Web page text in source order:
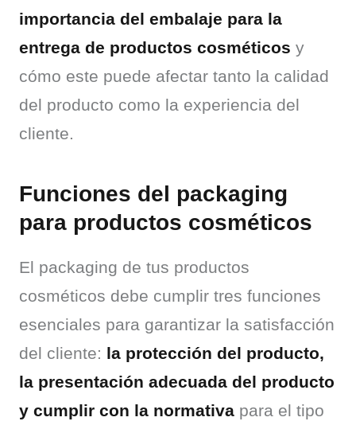
importancia del embalaje para la
entrega de productos cosméticos y
cómo este puede afectar tanto la calidad
del producto como la experiencia del
cliente.
Funciones del packaging
para productos cosméticos
El packaging de tus productos
cosméticos debe cumplir tres funciones
esenciales para garantizar la satisfacción
del cliente: la protección del producto,
la presentación adecuada del producto
y cumplir con la normativa para el tipo